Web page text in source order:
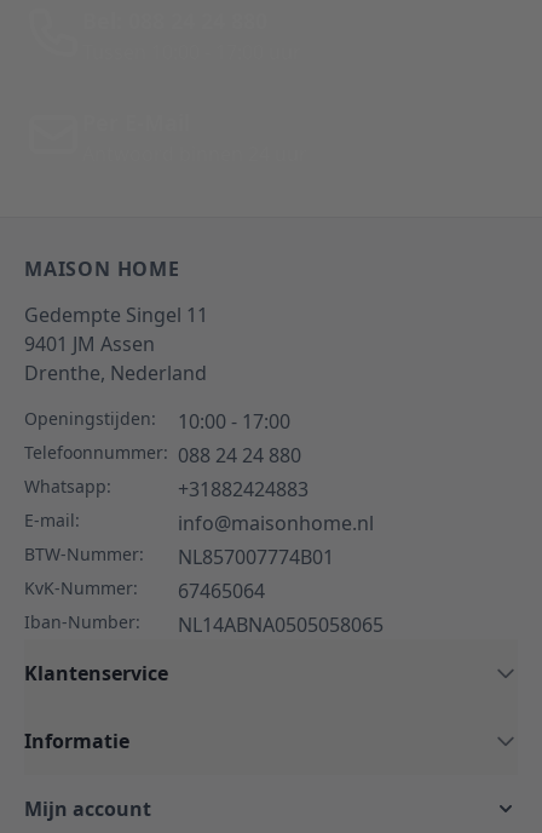
MAISON HOME
Gedempte Singel 11
9401 JM Assen
Drenthe, Nederland
Openingstijden: 10:00 - 17:00
Telefoonnummer: 088 24 24 880
Whatsapp: +31882424883
E-mail: info@maisonhome.nl
BTW-Nummer: NL857007774B01
KvK-Nummer: 67465064
Iban-Number:
NL14ABNA0505058065
Klantenservice
Informatie
Mijn account